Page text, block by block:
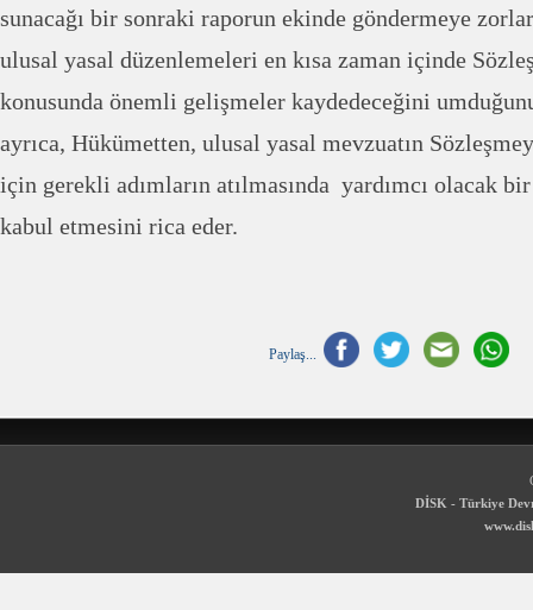
sunacağı bir sonraki raporun ekinde göndermeye
ulusal yasal düzenlemeleri en kısa zaman içinde
konusunda önemli gelişmeler kaydedeceğini
ayrıca, Hükümetten, ulusal yasal mevzuatın
için gerekli adımların atılmasında yardımcı olacak
kabul etmesini rica eder.
Paylaş...
DİSK - Türkiye